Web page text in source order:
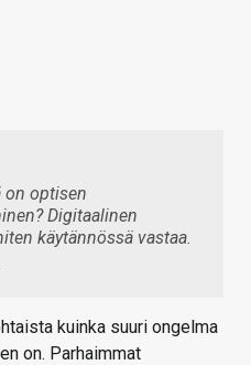
on optisen
Digitaalinen
käytännössä vastaa.
kuinka suuri ongelma
on. Parhaimmat